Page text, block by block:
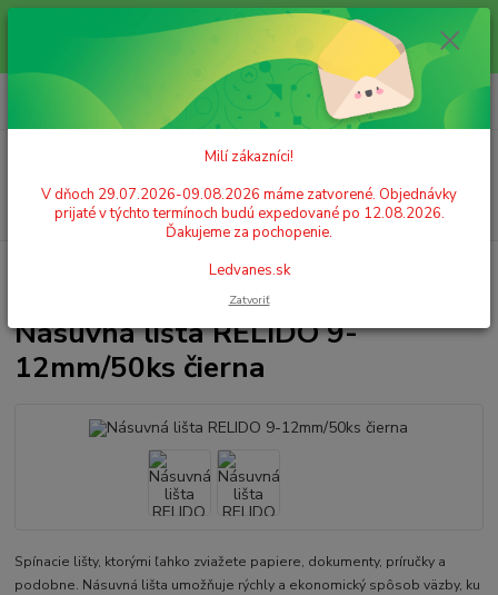
Milí zákazníci! V dňoch 29.07.2026-09.08.2026 máme zatvorené.
Objednávky prijaté v týchto termínoch budú expedované po 12.08.2026.
Ďakujeme za pochopenie. Ledvanes.sk
Hľadať
+421 908 755 958
Po. - Pia. od 9:00 hod. - 16:00 hod.
za0,00 EUR
KANCELÁRSKA TECHNIKA Viazanie
Násuvná lišta RELIDO 9-
12mm/50ks čierna
Spínacie lišty, ktorými ľahko zviažete papiere, dokumenty, príručky a
podobne. Násuvná lišta umožňuje rýchly a ekonomický spôsob väzby, ku
Milí zákazníci!
V dňoch 29.07.2026-09.08.2026 máme zatvorené. Objednávky
prijaté v týchto termínoch budú expedované po 12.08.2026.
Ďakujeme za pochopenie.
Ledvanes.sk
Zatvoriť